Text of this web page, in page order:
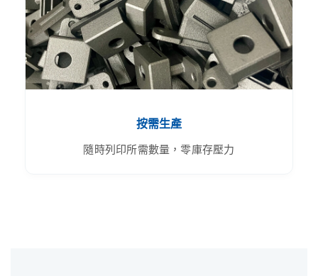
按需生產
隨時列印所需數量，零庫存壓力